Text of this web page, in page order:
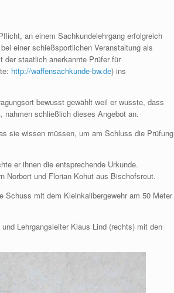
an einem Sachkundelehrgang erfolgreich
einer schießsportlichen Veranstaltung als
der staatlich anerkannte Prüfer für
http://waffensachkunde-bw.de) ins
bewusst gewählt weil er wusste, dass
nahmen schließlich dieses Angebot an.
sie wissen müssen, um am Schluss die Prüfung
er ihnen die entsprechende Urkunde.
Norbert und Florian Kohut aus Bischofsreut.
Schuss mit dem Kleinkalibergewehr am 50 Meter
Lehrgangsleiter Klaus Lind (rechts) mit den